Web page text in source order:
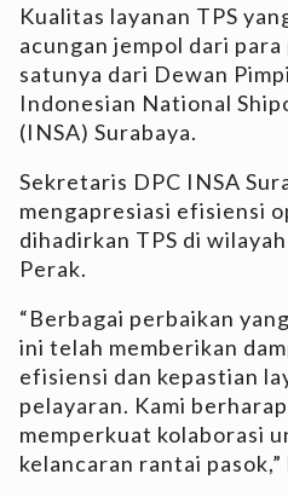
Kualitas layanan TPS
acungan jempol dari
satunya dari Dewan
Indonesian National
(INSA) Surabaya.
Sekretaris DPC INSA
mengapresiasi efisiensi
dihadirkan TPS di
Perak.
“Berbagai perbaikan
ini telah memberikan
efisiensi dan kepastian
pelayaran. Kami
memperkuat kolaborasi
kelancaran rantai